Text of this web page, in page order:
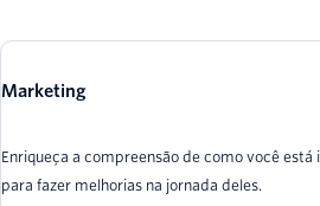
Marketing
Enriqueça a compreensão de como você
para fazer melhorias na jornada deles.